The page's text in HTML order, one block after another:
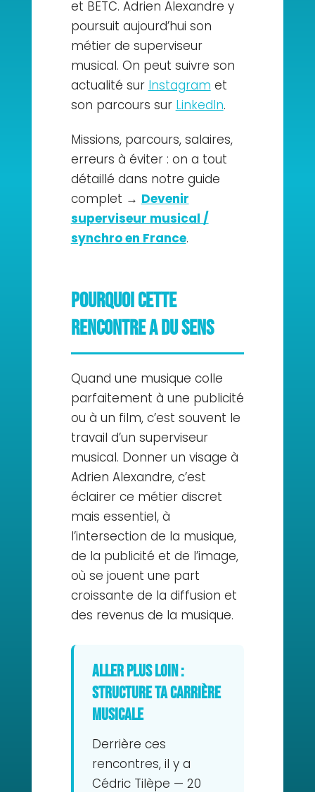
et BETC. Adrien Alexandre y
poursuit aujourd’hui son
métier de superviseur
musical. On peut suivre son
actualité sur Instagram et
son parcours sur LinkedIn.
Missions, parcours, salaires,
erreurs à éviter : on a tout
détaillé dans notre guide
complet → Devenir
superviseur musical /
synchro en France.
Pourquoi cette
rencontre a du sens
Quand une musique colle
parfaitement à une publicité
ou à un film, c’est souvent le
travail d’un superviseur
musical. Donner un visage à
Adrien Alexandre, c’est
éclairer ce métier discret
mais essentiel, à
l’intersection de la musique,
de la publicité et de l’image,
où se jouent une part
croissante de la diffusion et
des revenus de la musique.
Aller plus loin :
structure ta carrière
musicale
Derrière ces
rencontres, il y a
Cédric Tilèpe — 20